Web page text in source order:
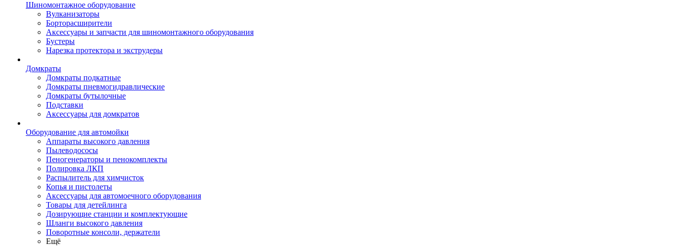
Шиномонтажное оборудование
Вулканизаторы
Борторасширители
Аксессуары и запчасти для шиномонтажного оборудования
Бустеры
Нарезка протектора и экструдеры
Домкраты
Домкраты подкатные
Домкраты пневмогидравлические
Домкраты бутылочные
Подставки
Аксессуары для домкратов
Оборудование для автомойки
Аппараты высокого давления
Пылеводососы
Пеногенераторы и пенокомплекты
Полировка ЛКП
Распылитель для химчисток
Копья и пистолеты
Аксессуары для автомоечного оборудования
Товары для детейлинга
Дозирующие станции и комплектующие
Шланги высокого давления
Поворотные консоли, держатели
Ещё